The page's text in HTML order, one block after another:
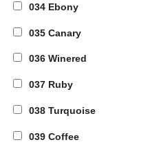
034 Ebony
035 Canary
036 Winered
037 Ruby
038 Turquoise
039 Coffee